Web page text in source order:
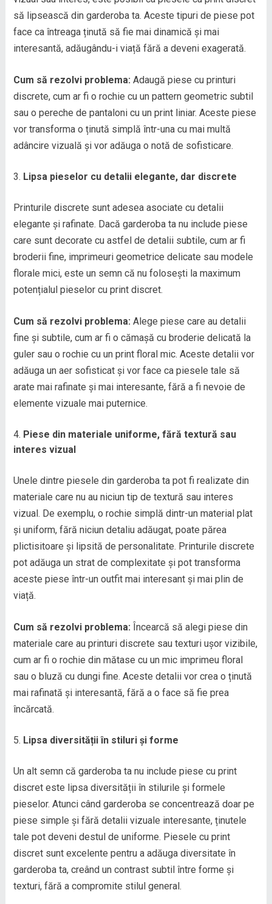
să lipsească din garderoba ta. Aceste tipuri de piese pot
face ca întreaga ținută să fie mai dinamică și mai
interesantă, adăugându-i viață fără a deveni exagerată.
Cum să rezolvi problema: Adaugă piese cu printuri
discrete, cum ar fi o rochie cu un pattern geometric subtil
sau o pereche de pantaloni cu un print liniar. Aceste piese
vor transforma o ținută simplă într-una cu mai multă
adâncire vizuală și vor adăuga o notă de sofisticare.
Lipsa pieselor cu detalii elegante, dar discrete
Printurile discrete sunt adesea asociate cu detalii
elegante și rafinate. Dacă garderoba ta nu include piese
care sunt decorate cu astfel de detalii subtile, cum ar fi
broderii fine, imprimeuri geometrice delicate sau modele
florale mici, este un semn că nu folosești la maximum
potențialul pieselor cu print discret.
Cum să rezolvi problema: Alege piese care au detalii
fine și subtile, cum ar fi o cămașă cu broderie delicată la
guler sau o rochie cu un print floral mic. Aceste detalii vor
adăuga un aer sofisticat și vor face ca piesele tale să
arate mai rafinate și mai interesante, fără a fi nevoie de
elemente vizuale mai puternice.
Piese din materiale uniforme, fără textură sau
interes vizual
Unele dintre piesele din garderoba ta pot fi realizate din
materiale care nu au niciun tip de textură sau interes
vizual. De exemplu, o rochie simplă dintr-un material plat
și uniform, fără niciun detaliu adăugat, poate părea
plictisitoare și lipsită de personalitate. Printurile discrete
pot adăuga un strat de complexitate și pot transforma
aceste piese într-un outfit mai interesant și mai plin de
viață.
Cum să rezolvi problema: Încearcă să alegi piese din
materiale care au printuri discrete sau texturi ușor vizibile,
cum ar fi o rochie din mătase cu un mic imprimeu floral
sau o bluză cu dungi fine. Aceste detalii vor crea o ținută
mai rafinată și interesantă, fără a o face să fie prea
încărcată.
Lipsa diversității în stiluri și forme
Un alt semn că garderoba ta nu include piese cu print
discret este lipsa diversității în stilurile și formele
pieselor. Atunci când garderoba se concentrează doar pe
piese simple și fără detalii vizuale interesante, ținutele
tale pot deveni destul de uniforme. Piesele cu print
discret sunt excelente pentru a adăuga diversitate în
garderoba ta, creând un contrast subtil între forme și
texturi, fără a compromite stilul general.